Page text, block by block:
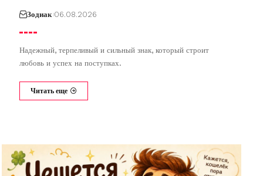
Зодиак 06.08.2026
Надежный, терпеливый и сильный знак, который строит
любовь и успех на поступках.
Читать еще